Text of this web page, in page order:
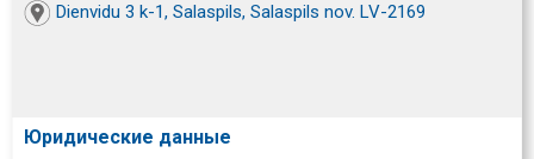
Dienvidu 3 k-1, Salaspils, Salaspils nov. LV-2169
Юридические данные